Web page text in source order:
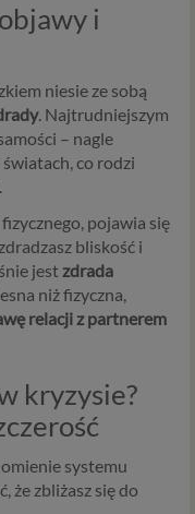
i
niesie ze sobą
. Najtrudniejszym
– nagle
co rodzi
pojawia się
bliskość i
jest zdrada
niż fizyczna,
relacji z partnerem
kryzysie?
systemu
że zbliżasz się do